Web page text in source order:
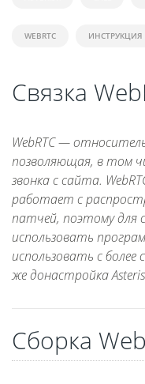
WEBRTC ИНСТРУКЦИЯ
Связка
WebRTC —
позволяющая, в том
звонка с сайта.
работает с
патчей, поэтому для
использовать
использовать с
же донастройка
Сборка